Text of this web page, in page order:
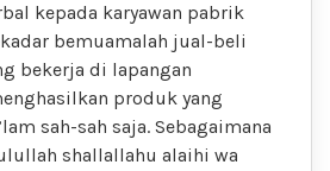
kepada karyawan pabrik
bemuamalah jual-beli
bekerja di lapangan
produk yang
sah-sah saja. Sebagaimana
shallallahu alaihi wa